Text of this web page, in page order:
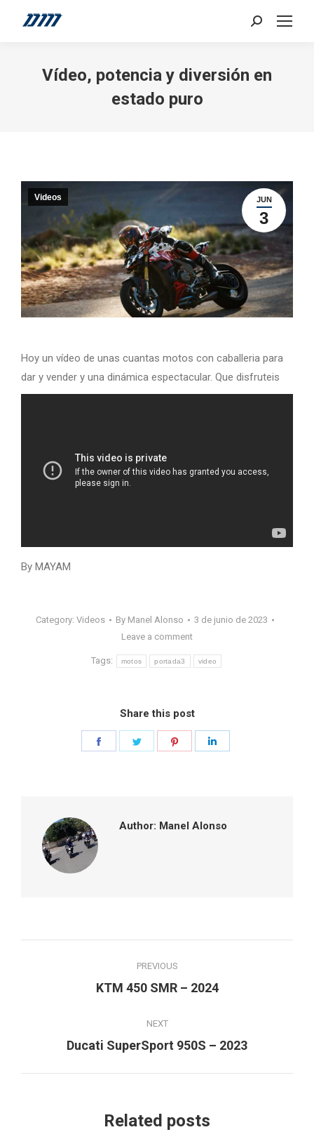
Search:
Vídeo, potencia y diversión en
estado puro
JUN
3
Videos
Hoy un vídeo de unas cuantas motos con caballeria para
dar y vender y una dinámica espectacular. Que disfruteis
By MAYAM
Category: Videos By Manel Alonso
3 de junio de 2023
Leave a comment
Tags: motos portada3 video
Share this post
Author: Manel Alonso
navigation
PREVIOUS
Previous
KTM 450 SMR – 2024
NEXT
Next
Ducati SuperSport 950S – 2023
Related posts